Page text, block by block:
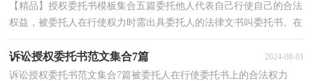
【精品】授权委托书模板集合五篇委托他人代表自己行使自己的合法
权益，被委托人在行使权力时需出具委托人的法律文书叫委托书。在
诉讼授权委托书范文集合7篇 2024-08-01
诉讼授权委托书范文集合7篇被委托人在行使委托书上的合法权力